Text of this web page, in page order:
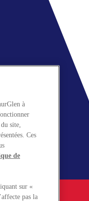
à
site,
Ces
de
sur «
pas la